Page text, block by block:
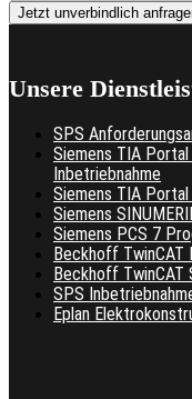
Unsere
SPS
Siemens TIA
Inbetriebnahme
Siemens TIA
Siemens
Siemens PCS 7
Beckhoff TwinCAT
Beckhoff TwinCAT
SPS
Eplan